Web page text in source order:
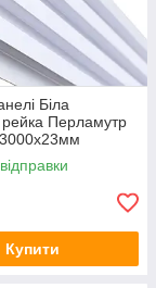
Біла
Перламутр
3Д панелі для
Купити